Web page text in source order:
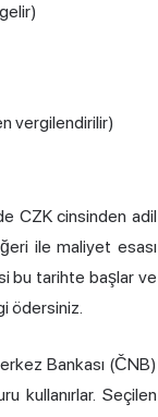
vergilendirilir)
CZK cinsinden adil
ile maliyet esası
bu tarihte başlar ve
ödersiniz.
Bankası (ČNB)
kullanırlar. Seçilen